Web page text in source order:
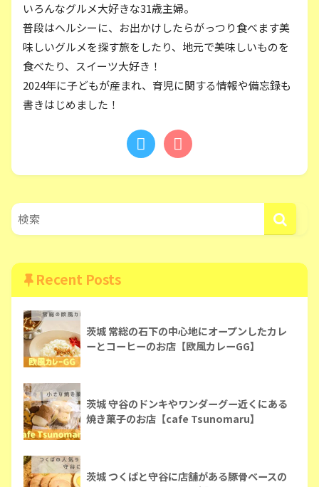
いろんなグルメ大好きな31歳主婦。
普段はヘルシーに、お出かけしたらがっつり食べます美
味しいグルメを探す旅をしたり、地元で美味しいものを
食べたり、スイーツ大好き！
2024年に子どもが産まれ、育児に関する情報や備忘録も
書きはじめました！
Recent Posts
茨城 常総の石下の中心地にオープンしたカレ
ーとコーヒーのお店【欧風カレーGG】
茨城 守谷のドンキやワンダーグー近くにある
焼き菓子のお店【cafe Tsunomaru】
茨城 つくばと守谷に店舗がある豚骨ベースの